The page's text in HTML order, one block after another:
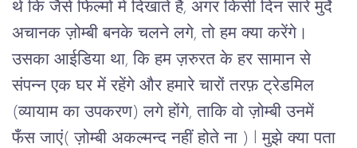
थे कि जैसे फिल्मों में दिखाते हैं, अगर किसी दिन सारे मुर्दे
अचानक ज़ोम्बी बनके चलने लगे, तो हम क्या करेंगे।
उसका आईडिया था, कि हम ज़रुरत के हर सामान से
संपन्न एक घर में रहेंगे और हमारे चारों तरफ़ ट्रेडमिल
(व्यायाम का उपकरण) लगे होंगे, ताकि वो ज़ोम्बी उनमें
फँस जाएं( ज़ोम्बी अकल्मन्द नहीं होते ना ) l मुझे क्या पता